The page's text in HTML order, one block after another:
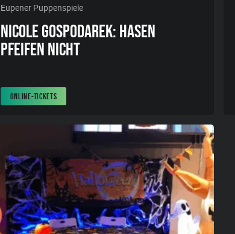
Eupener Puppenspiele
NICOLE GOSPODAREK: HASEN
PFEIFEN NICHT
ONLINE-TICKETS